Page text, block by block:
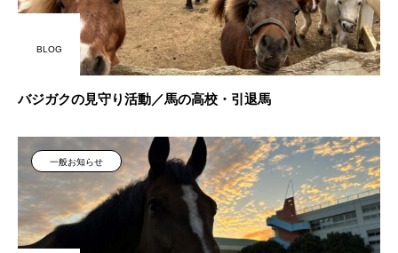
BLOG
バジガクの見守り活動／馬の高校・引退馬
一般お知らせ